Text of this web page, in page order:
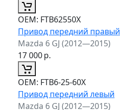
ОЕМ: FTB62550X
Привод передний правый
Mazda 6 GJ (2012—2015)
17 000р.
ОЕМ: FTB6-25-60X
Привод передний левый
Mazda 6 GJ (2012—2015)